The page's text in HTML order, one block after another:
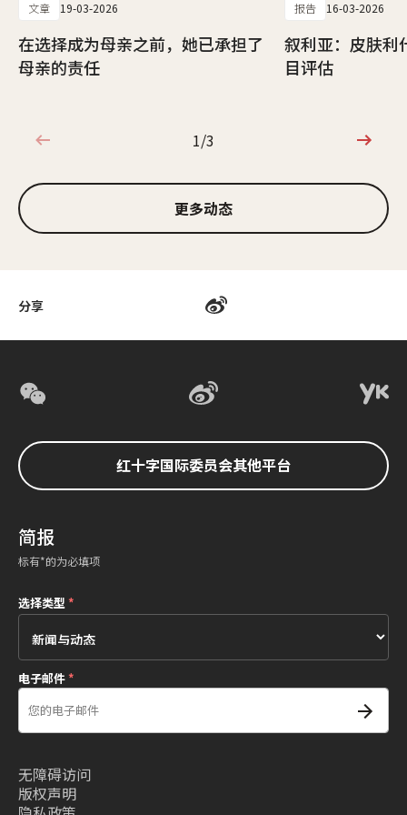
分享
文章 19-03-2026
在选择成为母亲之前，她已承担了
母亲的责任
报告 16-03-2026
叙利亚：皮肤利
目评估
1/3
1/3
更多动态
红十字国际委员会其他平台
简报
标有*的为必填项
选择类型*
电子邮件*
无障碍访问
版权声明